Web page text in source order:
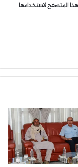
المتصفح لاستخدامها